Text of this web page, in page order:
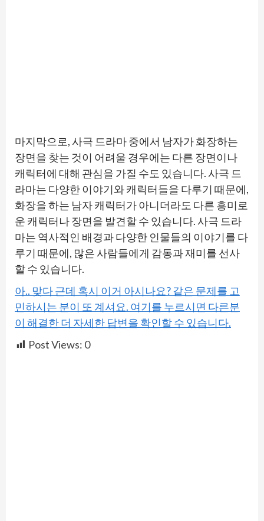
마지막으로, 사극 드라마 중에서 남자가 화장하는
장면을 찾는 것이 어려울 경우에는 다른 장면이나
캐릭터에 대해 관심을 가질 수도 있습니다. 사극 드
라마는 다양한 이야기와 캐릭터들을 다루기 때문에,
화장을 하는 남자 캐릭터가 아니더라도 다른 흥미로
운 캐릭터나 장면을 발견할 수 있습니다. 사극 드라
마는 역사적인 배경과 다양한 인물들의 이야기를 다
루기 때문에, 많은 사람들에게 감동과 재미를 선사
할 수 있습니다.
아.. 맞다 근데 혹시 이거 아시나요? 같은 문제를 고
민하시는 분이 또 계셔요. 여기를 누르시면 다른분
이 해결한 더 자세한 답변을 확인할 수 있습니다.
Post Views: 0